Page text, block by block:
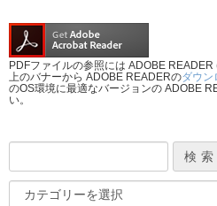
PDFファイルの参照には ADOBE READER
上のバナーから ADOBE READERのダウン
のOS環境に最適なバージョンの ADOBE
い。